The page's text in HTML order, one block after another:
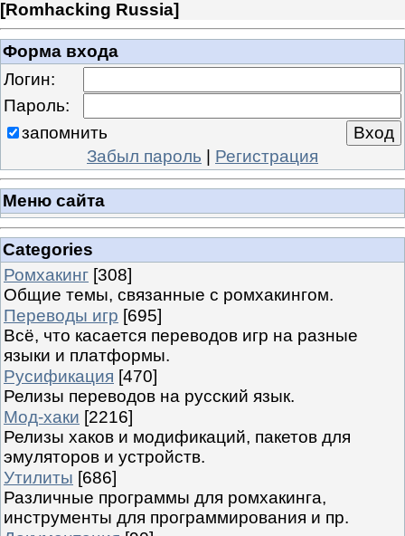
[Romhacking Russia]
Форма входа
Логин:
Пароль:
запомнить
Забыл пароль | Регистрация
Меню сайта
Categories
Ромхакинг [308]
Общие темы, связанные с ромхакингом.
Переводы игр [695]
Всё, что касается переводов игр на разные
языки и платформы.
Русификация [470]
Релизы переводов на русский язык.
Мод-хаки [2216]
Релизы хаков и модификаций, пакетов для
эмуляторов и устройств.
Утилиты [686]
Различные программы для ромхакинга,
инструменты для программирования и пр.